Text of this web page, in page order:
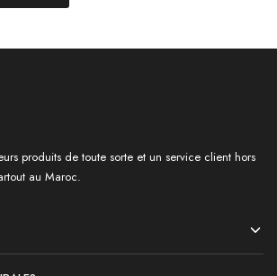
produits de toute sorte et un service client hors
au Maroc.